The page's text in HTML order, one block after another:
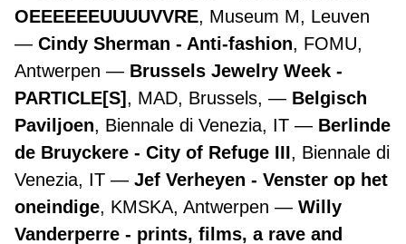
OEEEEEEUUUUVVRE, Museum M, Leuven
Cindy Sherman - Anti-fashion, FOMU,
Antwerpen
Brussels Jewelry Week -
PARTICLE[S] , MAD, Brussels,
Belgisch
Paviljoen, Biennale di Venezia, IT
Berlinde
de Bruyckere - City of Refuge III, Biennale di
Venezia, IT
Jef Verheyen - Venster op het
oneindige, KMSKA, Antwerpen
Willy
Vanderperre - prints, films, a rave and